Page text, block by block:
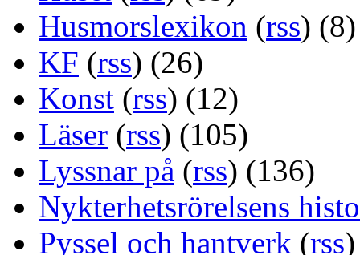
Husmorslexikon (rss) (8)
KF (rss) (26)
Konst (rss) (12)
Läser (rss) (105)
Lyssnar på (rss) (136)
Nykterhetsrörelsens
Pyssel och hantverk (rss